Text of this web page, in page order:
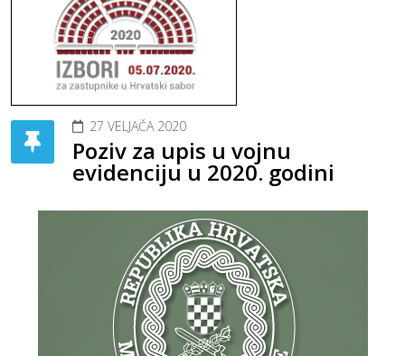
27 VELJAČA 2020
Poziv za upis u vojnu
evidenciju u 2020. godini